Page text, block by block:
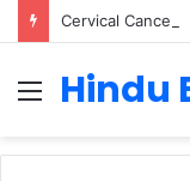
Menu
Hindu